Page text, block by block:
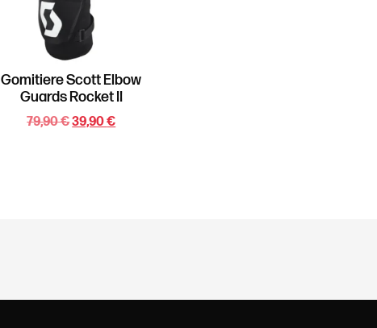
Gomitiere Scott Elbow
Guards Rocket II
79,90€39,90€